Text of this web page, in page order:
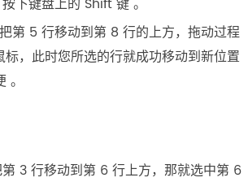
第 5 行移动到第 8 行的上方，拖动过程
，此时您所选的行就成功移动到新位置
3 行移动到第 6 行上方，那就选中第 6